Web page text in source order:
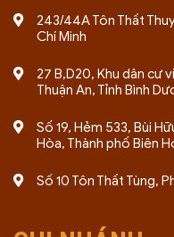
243/44A Tôn Thất
Chí Minh
27 B,D20, Khu dân cư
Thuận An, Tỉnh Bình
Số 19, Hẻm 533, Bùi
Hòa, Thành phố Biên
Số 10 Tôn Thất Tùng,